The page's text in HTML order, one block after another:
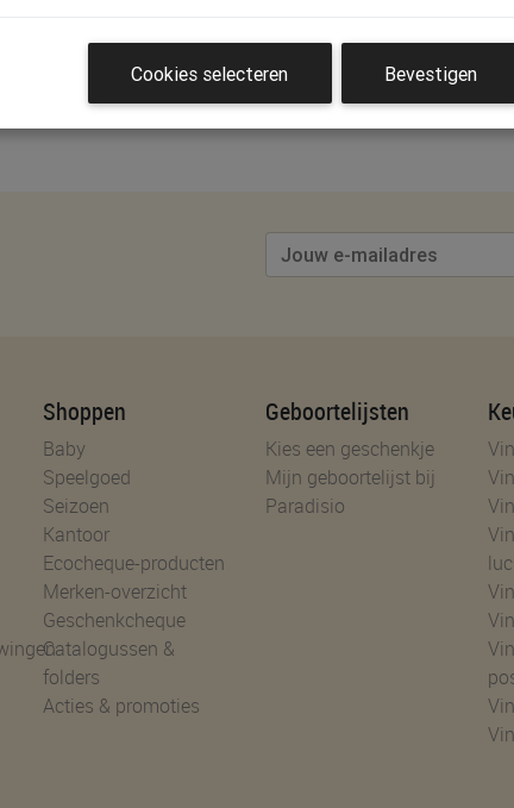
te plaatsen.
Shoppen
Baby
Speelgoed
Seizoen
Kantoor
Ecocheque-producten
Merken-overzicht
Geschenkcheque
Catalogussen &
folders
Acties & promoties
Geboortelijsten
Kies een geschenkje
Mijn geboortelijst bij
Paradisio
Cookies selecteren Bevestigen